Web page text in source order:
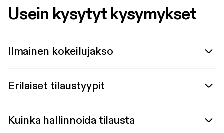
Usein kysytyt kysymykset
Ilmainen kokeilujakso
Erilaiset tilaustyypit
Kuinka hallinnoida tilausta